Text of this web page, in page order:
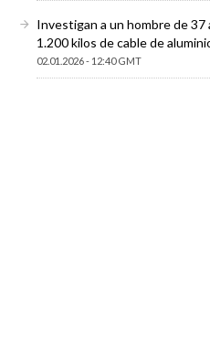
Investigan a un hombre de 37
1.200 kilos de cable de
02.01.2026 - 12:40 GMT